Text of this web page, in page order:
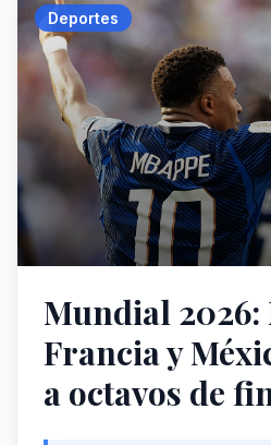
Deportes
Mundial 2026:
Francia y
a octavos de